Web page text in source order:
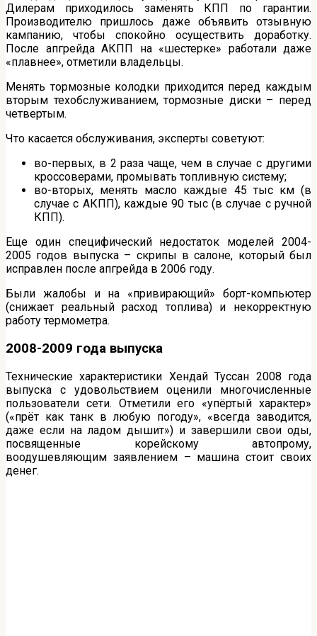
Дилерам приходилось заменять КПП по гарантии.
Производителю пришлось даже объявить отзывную
кампанию, чтобы спокойно осуществить доработку.
После апгрейда АКПП на «шестерке» работали даже
«плавнее», отметили владельцы.
Менять тормозные колодки приходится перед каждым
вторым техобслуживанием, тормозные диски – перед
четвертым.
Что касается обслуживания, эксперты советуют:
во-первых, в 2 раза чаще, чем в случае с другими
кроссоверами, промывать топливную систему;
во-вторых, менять масло каждые 45 тыс км (в
случае с АКПП), каждые 90 тыс (в случае с ручной
КПП).
Еще один специфический недостаток моделей 2004-
2005 годов выпуска – скрипы в салоне, который был
исправлен после апгрейда в 2006 году.
Были жалобы и на «привирающий» борт-компьютер
(снижает реальный расход топлива) и некорректную
работу термометра.
2008-2009 года выпуска
Технические характеристики Хендай Туссан 2008 года
выпуска с удовольствием оценили многочисленные
пользователи сети. Отметили его «упёртый характер»
(«прёт как танк в любую погоду», «всегда заводится,
даже если на ладом дышит») и завершили свои оды,
посвященные корейскому автопрому,
воодушевляющим заявлением – машина стоит своих
денег.